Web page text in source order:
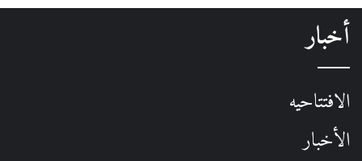
أخبار
الافتتاحيه
الأخبار